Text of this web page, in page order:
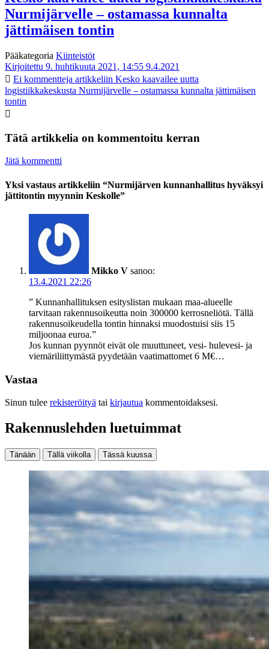
Nurmijärvelle – ostamassa kunnalta
jättimäisen tontin
Pääkategoria Kiinteistöt
Kirjoitettu 9. huhtikuuta 2021, 14:55 9.4.2021
Ei kommentteja artikkeliin Kesko kaavailee uutta
logistiikkakeskusta Nurmijärvelle – ostamassa kunnalta jättimäisen
tontin
Tätä artikkelia on kommentoitu kerran
Jätä kommentti
Yksi vastaus artikkeliin “Nurmijärven kunnanhallitus hyväksyi
jättitontin myynnin Keskolle”
Mikko V sanoo:
13.4.2021 22:26
” Kunnanhallituksen esityslistan mukaan maa-alueelle
tarvitaan rakennusoikeutta noin 300000 kerrosneliötä. Tällä
rakennusoikeudella tontin hinnaksi muodostuisi siis 15
miljoonaa euroa.”
Jos kunnan pyynnöt eivät ole muuttuneet, vesi- hulevesi- ja
viemäriliittymästä pyydetään vaatimattomet 6 M€…
Vastaa
Sinun tulee rekisteröityä tai kirjautua kommentoidaksesi.
Rakennuslehden luetuimmat
Tänään Tällä viikolla Tässä kuussa